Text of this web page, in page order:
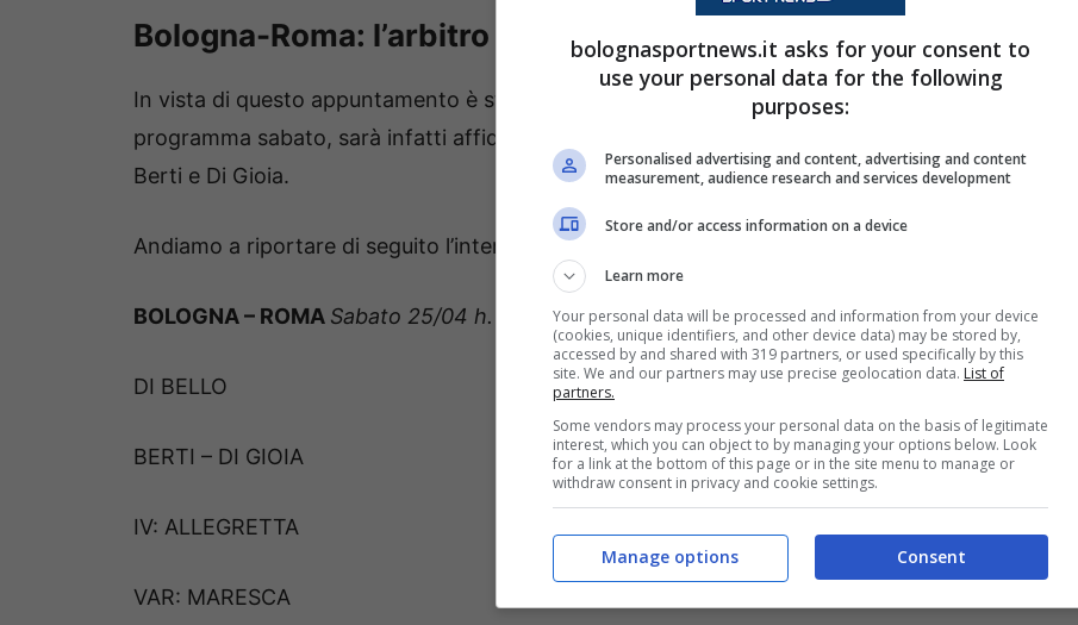
Bologna-Roma: l’arbitro del match
In vista di questo appuntamento è stato designato oggi l’arbitro.Bologna-Roma
programma sabato, sarà infatti affidata alla direzione di
Berti e Di Gioia.
Andiamo a riportare di seguito l’intera terna arbitrale:
BOLOGNA – ROMA Sabato 25/04 h. 18.00
DI BELLO
BERTI – DI GIOIA
IV: ALLEGRETTA
VAR: MARESCA
bolognasportnews.it asks for your consent to
use your personal data for the following
purposes:
Personalised advertising and content, advertising and content
measurement, audience research and services development
Store and/or access information on a device
Learn more
Your personal data will be processed and information from your device
(cookies, unique identifiers, and other device data) may be stored by,
accessed by and shared with 319 partners, or used specifically by this
site. We and our partners may use precise geolocation data. List of
partners.
Some vendors may process your personal data on the basis of legitimate
interest, which you can object to by managing your options below. Look
for a link at the bottom of this page or in the site menu to manage or
withdraw consent in privacy and cookie settings.
Consent
Manage options